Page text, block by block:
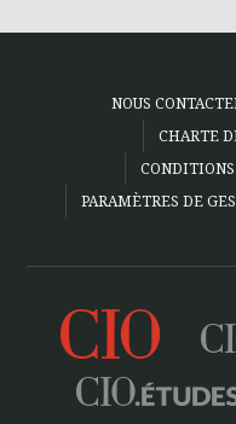
NOUS
CHARTE
PARAMÈTRES DE